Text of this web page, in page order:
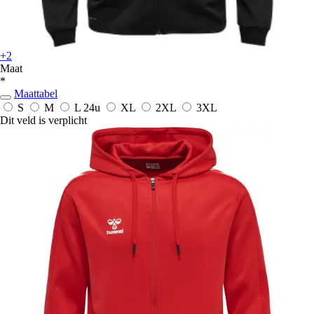
+2
Maat
*
Maattabel
S
M L 24u XL 2XL
3XL
Dit veld is verplicht